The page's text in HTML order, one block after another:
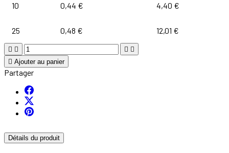
10 0,44 € 4,40 €
25 0,48 € 12,01 €
   
 Ajouter au panier
Partager
Détails du produit